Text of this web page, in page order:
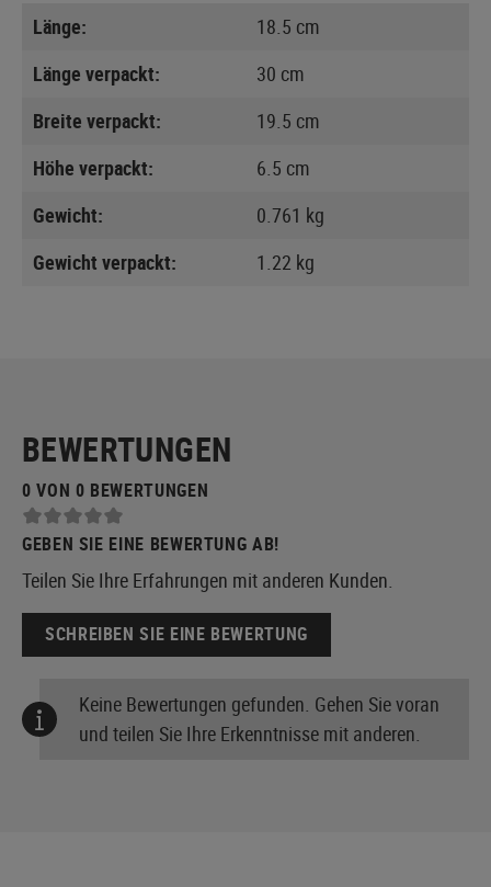
Länge:
18.5 cm
Länge verpackt:
30 cm
Breite verpackt:
19.5 cm
Höhe verpackt:
6.5 cm
Gewicht:
0.761 kg
Gewicht verpackt:
1.22 kg
BEWERTUNGEN
0 VON 0 BEWERTUNGEN
GEBEN SIE EINE BEWERTUNG AB!
Teilen Sie Ihre Erfahrungen mit anderen Kunden.
SCHREIBEN SIE EINE BEWERTUNG
Keine Bewertungen gefunden. Gehen Sie voran
und teilen Sie Ihre Erkenntnisse mit anderen.